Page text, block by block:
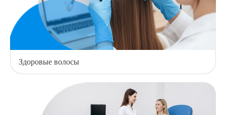
Здоровые волосы